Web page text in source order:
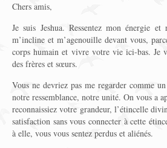
Chers amis,
Je suis Jeshua. Ressentez mon énergie
m’incline et m’agenouille devant vous,
corps humain et vivre votre vie ici-bas. Je
des frères et sœurs.
Vous ne devriez pas me regarder comme
notre ressemblance, notre unité. On vous a
reconnaissiez votre grandeur, l’étincelle
satisfaction sans vous connecter à cette
à elle, vous vous sentez perdus et aliénés.